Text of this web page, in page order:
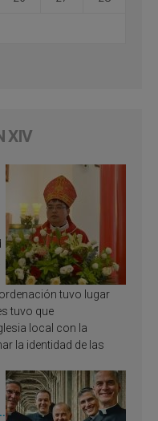
XIV
tuvo lugar
tuvo que
local con la
la identidad de las